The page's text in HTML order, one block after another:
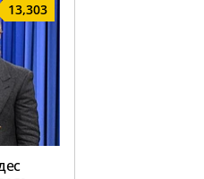
13,303